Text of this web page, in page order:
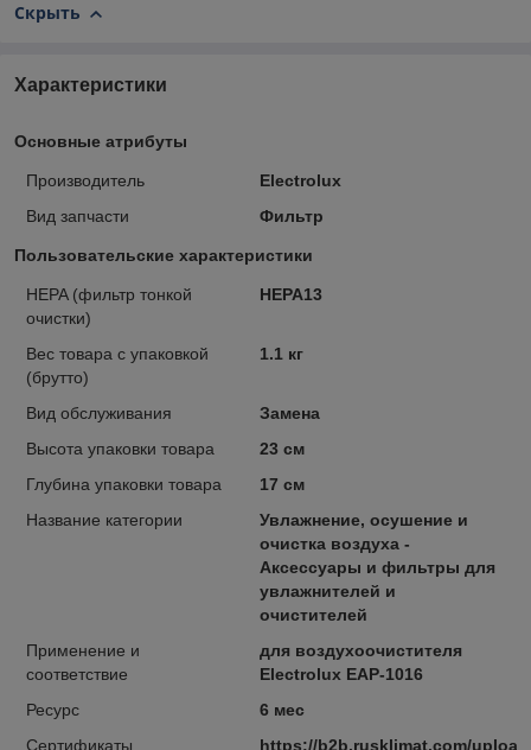
Скрыть
Характеристики
Основные атрибуты
Производитель
Electrolux
Вид запчасти
Фильтр
Пользовательские характеристики
HEPA (фильтр тонкой
очистки)
HEPA13
Вес товара с упаковкой
(брутто)
1.1 кг
Вид обслуживания
Замена
Высота упаковки товара
23 см
Глубина упаковки товара
17 см
Название категории
Увлажнение, осушение и
очистка воздуха -
Аксессуары и фильтры для
увлажнителей и
очистителей
Применение и
соответствие
для воздухоочистителя
Electrolux EAP-1016
Ресурс
6 мес
Сертификаты
https://b2b.rusklimat.com/